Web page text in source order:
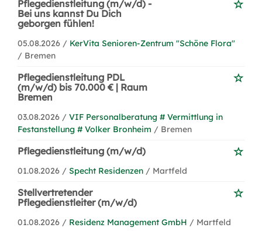
Pflegedienstleitung (m/w/d) -
Bei uns kannst Du Dich
geborgen fühlen!
05.08.2026 / KerVita Senioren-Zentrum "Schöne Flora"
/ Bremen
Pflegedienstleitung PDL
(m/w/d) bis 70.000 € | Raum
Bremen
03.08.2026 / VIF Personalberatung # Vermittlung in
Festanstellung # Volker Bronheim / Bremen
Pflegedienstleitung (m/w/d)
01.08.2026 / Specht Residenzen / Martfeld
Stellvertretender
Pflegedienstleiter (m/w/d)
01.08.2026 / Residenz Management GmbH / Martfeld